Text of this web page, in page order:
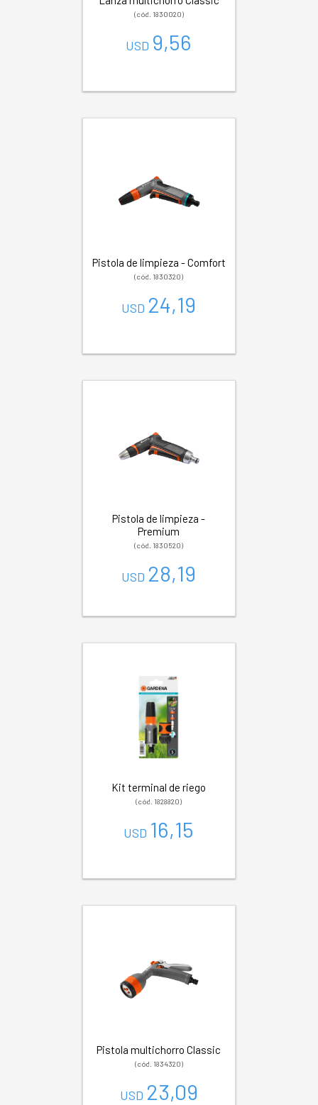
(cód. 1830020)
USD 9,56
Pistola de limpieza - Comfort
(cód. 1830320)
USD 24,19
Pistola de limpieza -
Premium
(cód. 1830520)
USD 28,19
Kit terminal de riego
(cód. 1828820)
USD 16,15
Pistola multichorro Classic
(cód. 1834320)
USD 23,09